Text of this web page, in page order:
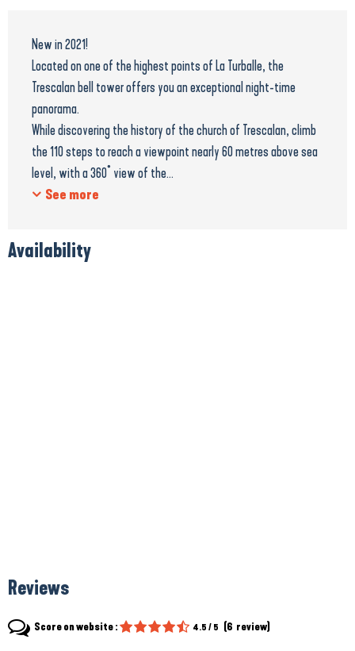
New in 2021!
Located on one of the highest points of La Turballe, the
Trescalan bell tower offers you an exceptional night-time
panorama.
While discovering the history of the church of Trescalan, climb
the 110 steps to reach a viewpoint nearly 60 metres above sea
level, with a 360° view of the...
See more
Availability
Reviews
Score on website : 4.5 / 5 (6 review)